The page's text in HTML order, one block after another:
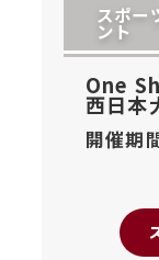
スポー
ント
One
西日本
開催期